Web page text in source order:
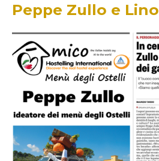
Peppe Zullo e